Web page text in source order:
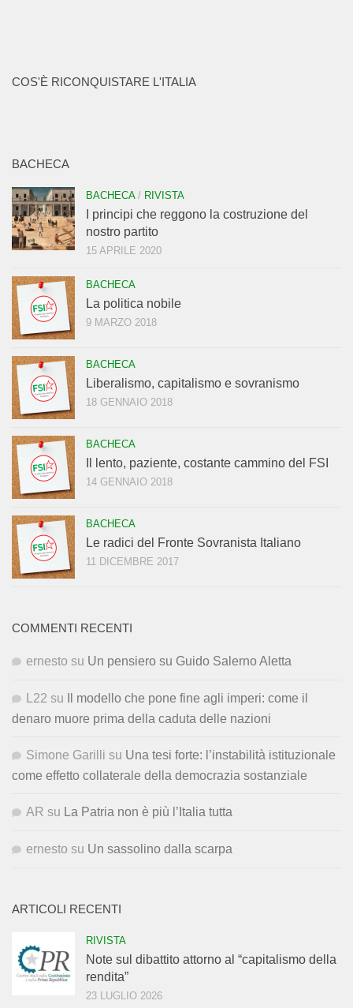
COS'È RICONQUISTARE L'ITALIA
BACHECA
BACHECA/ RIVISTA
I principi che reggono la costruzione del
nostro partito
15 APRILE 2020
BACHECA
La politica nobile
9 MARZO 2018
BACHECA
Liberalismo, capitalismo e sovranismo
18 GENNAIO 2018
BACHECA
Il lento, paziente, costante cammino del FSI
14 GENNAIO 2018
BACHECA
Le radici del Fronte Sovranista Italiano
11 DICEMBRE 2017
COMMENTI RECENTI
ernesto su Un pensiero su Guido Salerno Aletta
L22 su
Il modello che pone fine agli imperi: come il
denaro muore prima della caduta delle nazioni
Simone Garilli su Una tesi forte: l’instabilità istituzionale
come effetto collaterale della democrazia sostanziale
AR su La Patria non è più l’Italia tutta
ernesto su Un sassolino dalla scarpa
ARTICOLI RECENTI
RIVISTA
Note sul dibattito attorno al “capitalismo della
rendita”
23 LUGLIO 2026